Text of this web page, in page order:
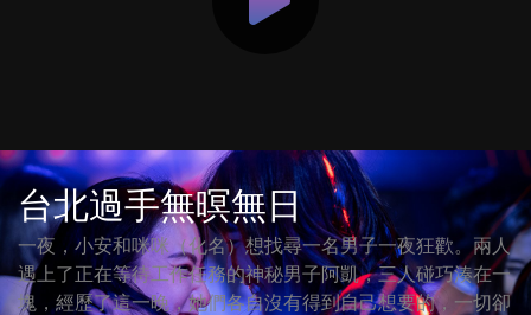
台北過手無暝無日
一夜，小安和咪咪（化名）想找尋一名男子一夜狂歡。兩人
遇上了正在等待工作任務的神秘男子阿凱，三人碰巧湊在一
塊，經歷了這一晚，她們各自沒有得到自己想要的，一切卻